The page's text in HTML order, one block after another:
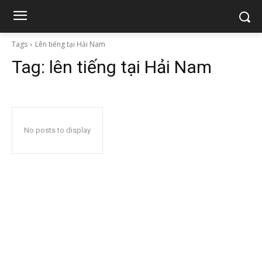
Tags Lên tiếng tại Hải Nam
Tag: lên tiếng tại Hải Nam
No posts to display